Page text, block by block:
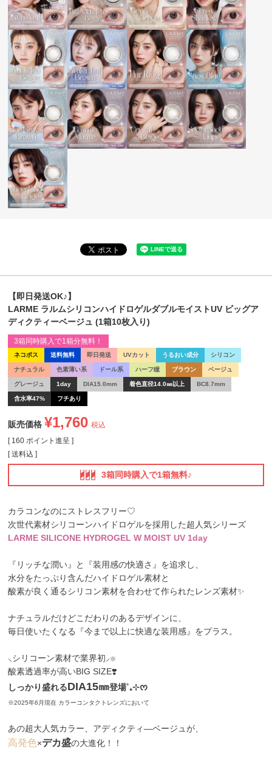
【即日発送OK♪】
LARME ラルムシリコンハイドロゲルダブルモイストUV ビッグア
ディクティーベージュ (1箱10枚入り)
ネコポス 送料無料 即日発送 UVカット うるおい成分 シリコン
ナチュラル 色素薄い系 ドール系 ハーフ瞳 ブラウン ベージュ
グレージュ 1day DIA15.0mm 着色直径14.0㎜以上 BC8.7mm
含水率47% フチあり
3箱同時購入で1箱分無料！
販売価格 ¥1,760 税込
[ 160 ポイント進呈 ]
送料込
3箱同時購入で1箱無料♪
カラコンなのにストレスフリー♡
次世代素材シリコーンハイドロゲルを採用した超人気シリーズ
LARME SILICONE HYDROGEL W MOIST UV 1day
『リッチな潤い』と『装用感の快適さ』を追求し、
水分をたっぷり含んだハイドロゲル素材と
酸素が良く通るシリコン素材を合わせて作られたレンズ素材✨
ナチュラルだけどこだわりのあるデザインに、
毎日使いたくなる『今まで以上に快適な装用感』をプラス。
⸜シリコーン素材で業界初⸝※
酸素透過率が高いBIG SIZE❣️
しっかり盛れるDIA15㎜登場˚₊⊹ᰔ
※2025年6月現在 カラーコンタクトレンズにおいて
あの超大人気カラー、アディクティ―ベージュが、
高発色×デカ盛の大進化！！